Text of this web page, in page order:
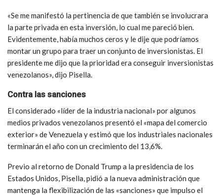
«Se me manifestó la pertinencia de que también se involucrara
la parte privada en esta inversión, lo cual me pareció bien.
Evidentemente, había muchos ceros y le dije que podríamos
montar un grupo para traer un conjunto de inversionistas. El
presidente me dijo que la prioridad era conseguir inversionistas
venezolanos», dijo Pisella.
Contra las sanciones
El considerado «líder de la industria nacional» por algunos
medios privados venezolanos presentó el «mapa del comercio
exterior» de Venezuela y estimó que los industriales nacionales
terminarán el año con un crecimiento del 13,6%.
Previo al retorno de Donald Trump a la presidencia de los
Estados Unidos, Pisella, pidió a la nueva administración que
mantenga la flexibilización de las «sanciones» que impulso el